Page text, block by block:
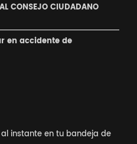
CONSEJO CIUDADANO
en accidente de
instante en tu bandeja de